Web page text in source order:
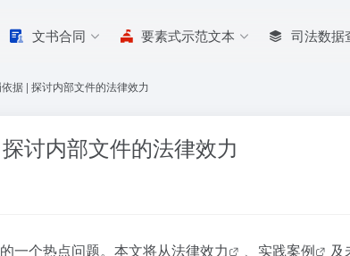
文书合同 要素式示范文本 司法数据
据 | 探讨内部文件的法律效力
讨内部文件的法律效力
一个热点问题。本文将从法律效力 、 实践案例 及